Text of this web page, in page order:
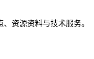
资源资料与技术服务。